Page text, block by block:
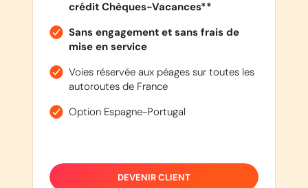
crédit Chèques-Vacances**
Sans engagement et sans frais de
mise en service
Voies réservée aux péages sur toutes les
autoroutes de France
Option Espagne-Portugal
DEVENIR CLIENT